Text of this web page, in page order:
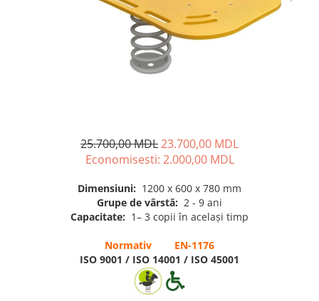
Pavilioane pentru grădinițe
25.700,00 MDL23.700,00 MDL
Economisesti: 2.000,00 MDL
Dimensiuni: 1200 х 600 х 780 mm
Grupe de vârstă: 2 - 9 ani
Capacitate: 1– 3 copii în același timp
Normativ EN-1176
ISO 9001 / ISO 14001 / ISO 45001